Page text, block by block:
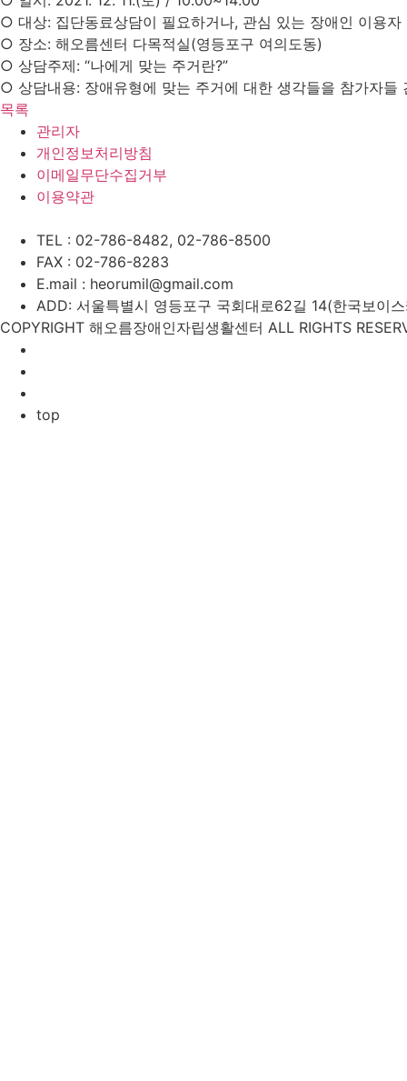
○ 대상: 집단동료상담이 필요하거나, 관심 있는 장애인 이용자
○ 장소: 해오름센터 다목적실(영등포구 여의도동)
○ 상담주제: “나에게 맞는 주거란?”
○ 상담내용: 장애유형에 맞는 주거에 대한 생각들을 참가자
목록
관리자
개인정보처리방침
이메일무단수집거부
이용약관
TEL : 02-786-8482, 02-786-8500
FAX : 02-786-8283
E.mail : heorumil@gmail.com
ADD: 서울특별시 영등포구 국회대로62길 14(한국보이
COPYRIGHT 해오름장애인자립생활센터 ALL RIGHTS
top